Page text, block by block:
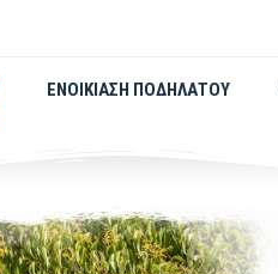
ΕΝΟΙΚΊΑΣΗ ΠΟΔΗΛΆΤΟΥ